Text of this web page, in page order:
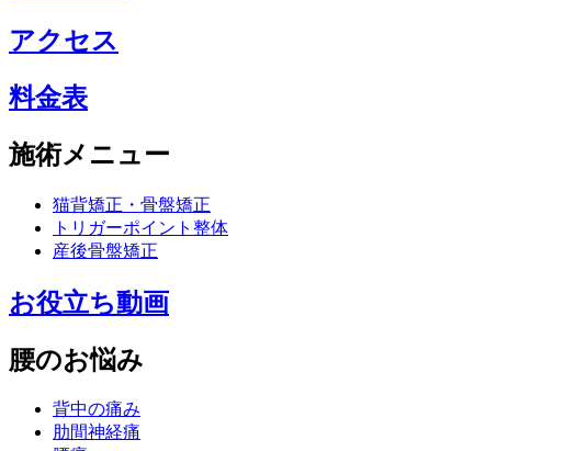
アクセス
料金表
施術メニュー
猫背矯正・骨盤矯正
トリガーポイント整体
産後骨盤矯正
お役立ち動画
腰のお悩み
背中の痛み
肋間神経痛